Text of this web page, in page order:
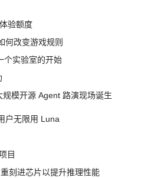
验额度
何改变游戏规则
个实验室的开始
模开源 Agent 路演现场诞生
户无限用 Luna
目
刻进芯片以提升推理性能